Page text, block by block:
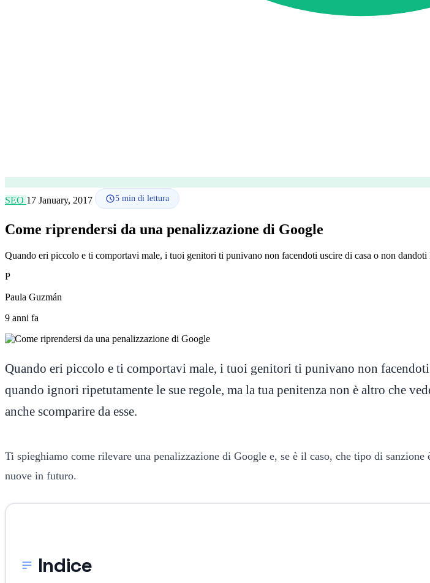
SEO 17 January, 2017 5 min di lettura
Come riprendersi da una penalizzazione di Google
Quando eri piccolo e ti comportavi male, i tuoi genitori ti punivano non facendoti uscire di casa o non
P
Paula Guzmán
9 anni fa
Quando eri piccolo e ti comportavi male, i tuoi genitori ti punivano non
quando ignori ripetutamente le sue regole, ma la tua penitenza non è altro che
anche scomparire da esse.
Ti spieghiamo come rilevare una penalizzazione di Google e, se è il caso, che tipo di
nuove in futuro.
Indice